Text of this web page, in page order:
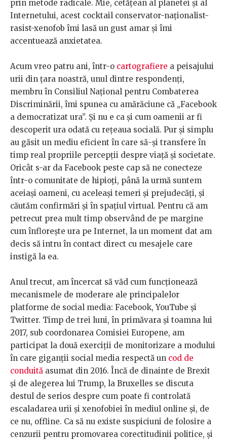
prin metode radicale. Mie, cetățean al planetei și al
Internetului, acest cocktail conservator-naționalist-
rasist-xenofob îmi lasă un gust amar și îmi
accentuează anxietatea.
Acum vreo patru ani, într-o cartografiere a peisajului
urii din țara noastră, unul dintre respondenți,
membru în Consiliul Național pentru Combaterea
Discriminării, îmi spunea cu amărăciune că „Facebook
a democratizat ura”. Și nu e ca și cum oamenii ar fi
descoperit ura odată cu rețeaua socială. Pur și simplu
au găsit un mediu eficient în care să-și transfere în
timp real propriile percepții despre viață și societate.
Oricât s-ar da Facebook peste cap să ne conecteze
într-o comunitate de hipioți, până la urmă suntem
aceiași oameni, cu aceleași temeri și prejudecăți, și
căutăm confirmări și în spațiul virtual. Pentru că am
petrecut prea mult timp observând de pe margine
cum înflorește ura pe Internet, la un moment dat am
decis să intru în contact direct cu mesajele care
instigă la ea.
Anul trecut, am încercat să văd cum funcționează
mecanismele de moderare ale principalelor
platforme de social media: Facebook, YouTube și
Twitter. Timp de trei luni, în primăvara și toamna lui
2017, sub coordonarea Comisiei Europene, am
participat la două exerciții de monitorizare a modului
în care giganții social media respectă un cod de
conduită asumat din 2016. Încă de dinainte de Brexit
și de alegerea lui Trump, la Bruxelles se discuta
destul de serios despre cum poate fi controlată
escaladarea urii și xenofobiei în mediul online și, de
ce nu, offline. Ca să nu existe suspiciuni de folosire a
cenzurii pentru promovarea corectitudinii politice, și